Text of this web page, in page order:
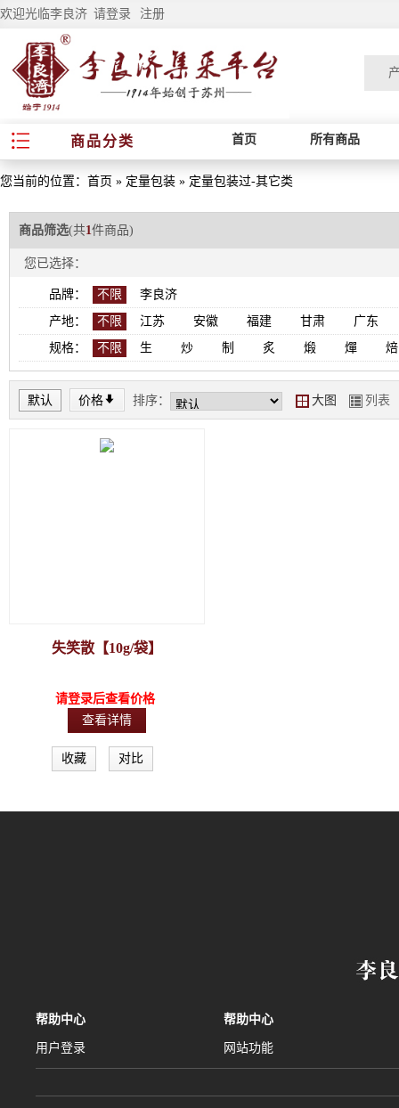
欢迎光临李良济 请登录 注册
商品分类 首页 所有商品
您当前的位置： 首页 » 定量包装 » 定量包装过-其它类
商品筛选(共1 件商品)
您已选择：
品牌： 不限
李良济
产地：
不限 江苏 安徽 福建 甘肃
广东
规格：
不限 生 炒 制 炙 煅 燀 焙
默认 价格* 排序： Y 大图 Z 列表
失笑散【10g/袋】
请登录后查看价格
查看详情
收藏 对比
帮助中心
用户登录
帮助中心
网站功能